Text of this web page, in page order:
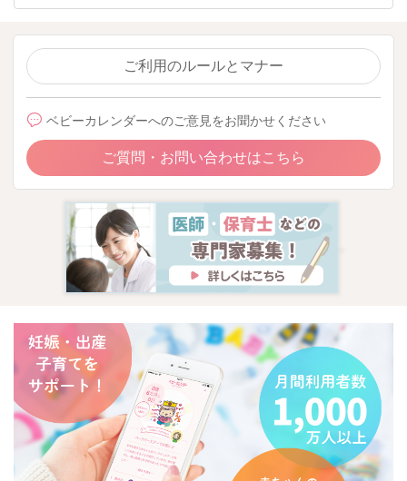
ご利用のルールとマナー
ベビーカレンダーへのご意見をお聞かせください
ご質問・お問い合わせはこちら